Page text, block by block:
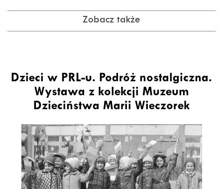
Zobacz także
Dzieci w PRL-u. Podróż nostalgiczna.
Wystawa z kolekcji Muzeum
Dzieciństwa Marii Wieczorek